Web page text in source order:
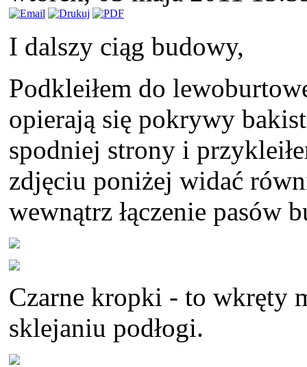
I dalszy ciąg budowy,
Podkleiłem do
opierają się pokrywy
spodniej strony i
zdjęciu poniżej widać
wewnątrz łączenie pasów
Czarne kropki - to wkręty
sklejaniu podłogi.